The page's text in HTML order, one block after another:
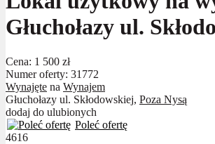
Głuchołazy ul.
Cena: 1 500 zł
Numer oferty: 31772
Wynajęte na Wynajem
Głuchołazy ul. Skłodowskiej, Poza Nysą
dodaj do ulubionych
Poleć ofertę
4616